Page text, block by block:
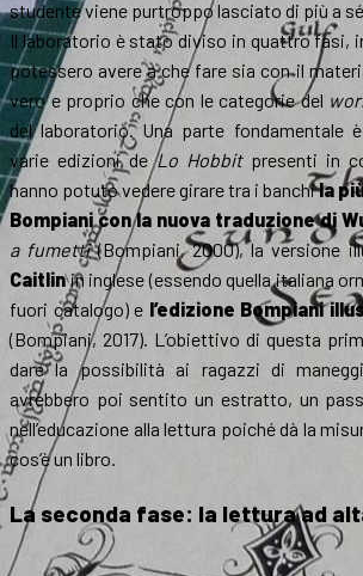
studente viene purtroppo lasciato di più a
Il laboratorio è stato diviso in quattro fasi,
potessero avere a che fare sia con il
vero e proprio che con le categorie del
del laboratorio. Una parte fondamentale
varie edizioni deLo Hobbitpresenti in
hanno potuto vedere girare tra i banchila
Bompiani con la nuova traduzione di
a fumetti(Bompiani, 2000), la versione
Caitlinin inglese (essendo quella italiana
fuori catalogo) e l’edizione Bompiani
(Bompiani, 2017). L’obiettivo di questa
dare la possibilità ai ragazzi di
avrebbero poi sentito un estratto, un
nell’educazione alla lettura poiché dà la
cos’è un libro.
La seconda fase: la lettura ad